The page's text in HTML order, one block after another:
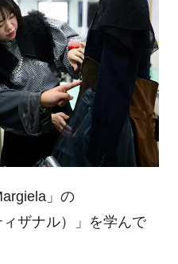
」の
ザナル）」を学んで